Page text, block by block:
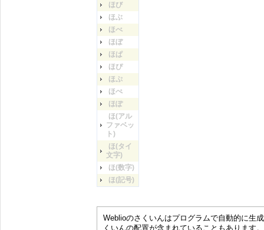
ほび
ほぶ
ほべ
ほぼ
ほぱ
ほぴ
ほぷ
ほぺ
ほぽ
ほ(アル
ファベッ
ト)
ほ(タイ
文字)
ほ(数字)
ほ(記号)
Weblioのさくいんはプログラムで自動的に生
くいんの配置が含まれていることもあります